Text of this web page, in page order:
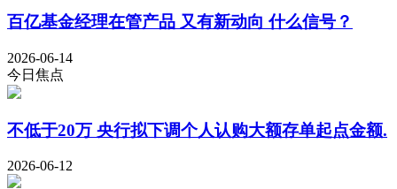
百亿基金经理在管产品 又有新动向 什么信号？
2026-06-14
今日焦点
不低于20万 央行拟下调个人认购大额存单起点金额.
2026-06-12